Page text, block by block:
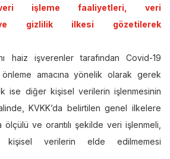
veri işleme faaliyetleri, veri
ve gizlilik ilkesi gözetilerek
haiz işverenler tarafından Covid-19
önleme amacına yönelik olarak gerek
ise diğer kişisel verilerin işlenmesinin
KVKK’da belirtilen genel ilkelere
ve orantılı şekilde veri işlenmeli,
kişisel verilerin elde edilmemesi